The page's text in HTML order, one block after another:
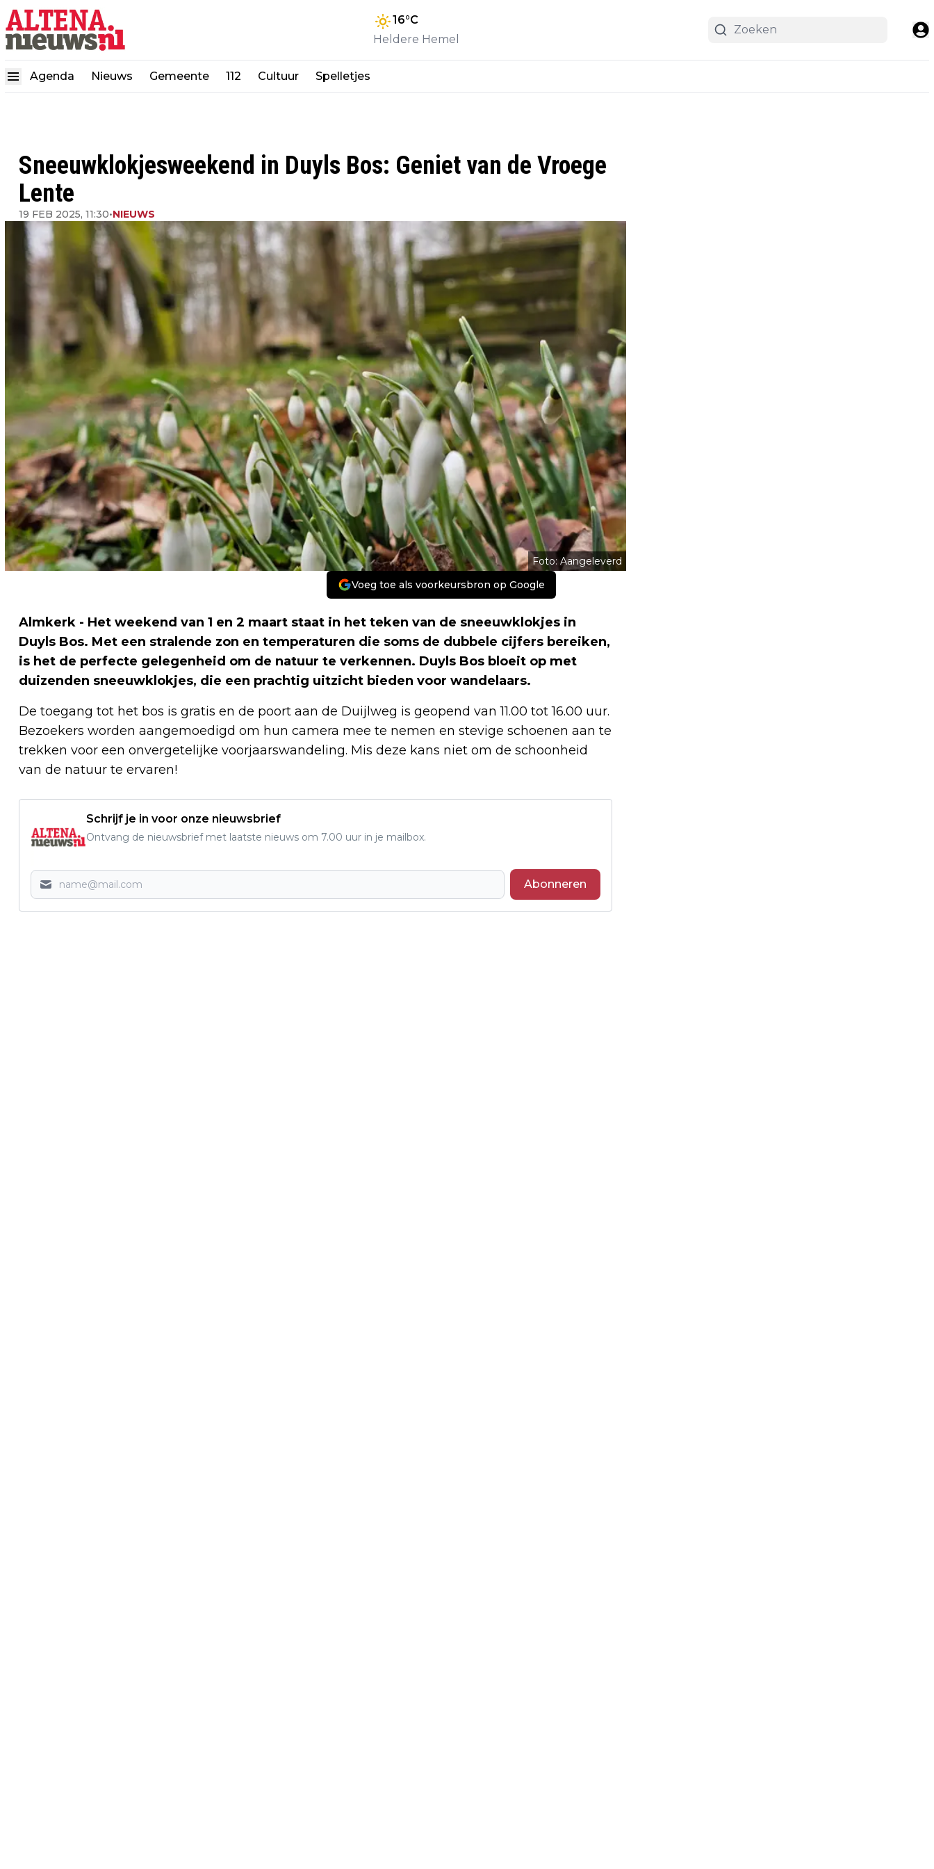
16°C
Heldere Hemel
Agenda Nieuws Gemeente 112 Cultuur Spelletjes
Sneeuwklokjesweekend in Duyls Bos: Geniet van de Vroege
Lente
19 FEB 2025, 11:30•NIEUWS
Foto: Aangeleverd
Voeg toe als voorkeursbron op Google
Almkerk - Het weekend van 1 en 2 maart staat in het teken van de sneeuwklokjes in
Duyls Bos. Met een stralende zon en temperaturen die soms de dubbele cijfers bereiken,
is het de perfecte gelegenheid om de natuur te verkennen. Duyls Bos bloeit op met
duizenden sneeuwklokjes, die een prachtig uitzicht bieden voor wandelaars.
De toegang tot het bos is gratis en de poort aan de Duijlweg is geopend van 11.00 tot 16.00 uur.
Bezoekers worden aangemoedigd om hun camera mee te nemen en stevige schoenen aan te
trekken voor een onvergetelijke voorjaarswandeling. Mis deze kans niet om de schoonheid
van de natuur te ervaren!
Schrijf je in voor onze nieuwsbrief
Ontvang de nieuwsbrief met laatste nieuws om 7.00 uur in je mailbox.
Abonneren